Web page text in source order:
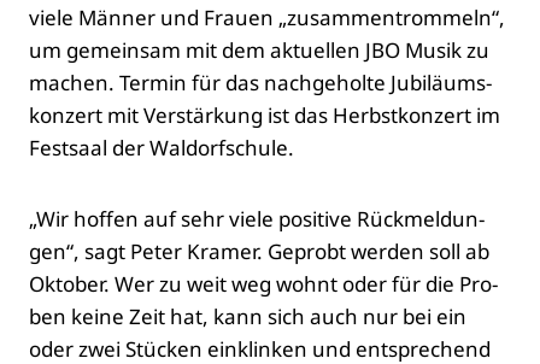
vie­le Män­ner und Frau­en „zusam­men­trom­meln“,
um gemein­sam mit dem aktu­el­len JBO Musik zu
machen. Ter­min für das nach­ge­hol­te Jubi­lä­ums­
kon­zert mit Ver­stär­kung ist das Herbst­kon­zert im
Fest­saal der Wal­dorf­schu­le.
„Wir hof­fen auf sehr vie­le posi­ti­ve Rück­mel­dun­
gen“, sagt Peter Kra­mer. Geprobt wer­den soll ab
Okto­ber. Wer zu weit weg wohnt oder für die Pro­
ben kei­ne Zeit hat, kann sich auch nur bei ein
oder zwei Stü­cken ein­klin­ken und ent­spre­chend